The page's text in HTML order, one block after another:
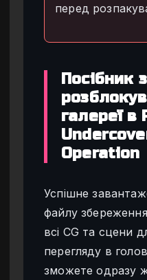
перед
Посібник з
галереї в
Operation
Успішне
файлу
всі CG та сцени
перегляду в
зможете одразу